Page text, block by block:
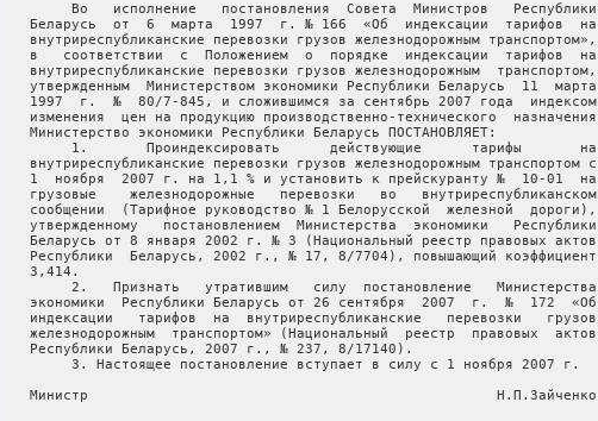
     Во   исполнение   постановления  Совета  Министров   Республики
Беларусь  от  6  марта  1997  г. № 166  «Об  индексации  тарифов  на
внутриреспубликанские перевозки грузов железнодорожным транспортом»,
в   соответствии  с  Положением  о  порядке  индексации  тарифов  на
внутриреспубликанские перевозки грузов железнодорожным  транспортом,
утвержденным  Министерством экономики Республики Беларусь  11  марта
1997  г.  №  80/7-845, и сложившимся за сентябрь 2007 года  индексом
изменения  цен на продукцию производственно-технического  назначения
Министерство экономики Республики Беларусь ПОСТАНОВЛЯЕТ:
     1.       Проиндексировать      действующие      тарифы       на
внутриреспубликанские перевозки грузов железнодорожным транспортом с
1  ноября  2007 г. на 1,1 % и установить к прейскуранту №  10-01  на
грузовые    железнодорожные   перевозки   во   внутриреспубликанском
сообщении  (Тарифное руководство № 1 Белорусской  железной  дороги),
утвержденному   постановлением  Министерства  экономики   Республики
Беларусь от 8 января 2002 г. № 3 (Национальный реестр правовых актов
Республики  Беларусь, 2002 г., № 17, 8/7704), повышающий коэффициент
3,414.
     2.   Признать   утратившим   силу  постановление   Министерства
экономики  Республики Беларусь от 26 сентября  2007  г.  №  172  «Об
индексации   тарифов  на  внутриреспубликанские   перевозки   грузов
железнодорожным  транспортом» (Национальный  реестр  правовых  актов
Республики Беларусь, 2007 г., № 237, 8/17140).
     3. Настоящее постановление вступает в силу с 1 ноября 2007 г.
Министр                                                 Н.П.Зайченко